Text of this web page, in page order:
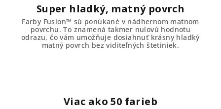
Super hladký, matný povrch
Farby Fusion™ sú ponúkané v nádhernom matnom
povrchu. To znamená takmer nulovú hodnotu
odrazu, čo vám umožňuje dosiahnuť krásny hladký
matný povrch bez viditeľných štetiniek.
Viac ako 50 farieb